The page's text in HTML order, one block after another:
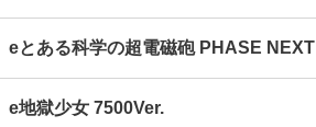
eとある科学の超電磁砲 PHASE NEXT
e地獄少女 7500Ver.